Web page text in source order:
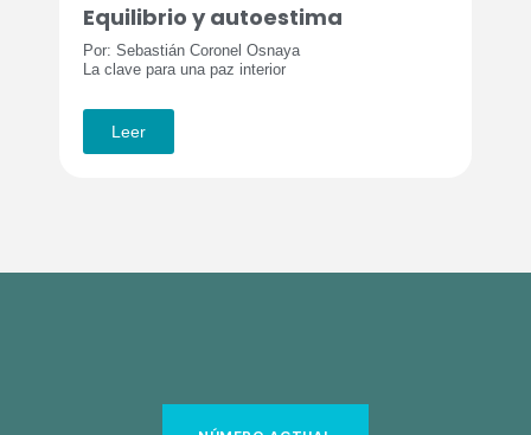
Equilibrio y autoestima
Por: Sebastián Coronel Osnaya
La clave para una paz interior
Leer